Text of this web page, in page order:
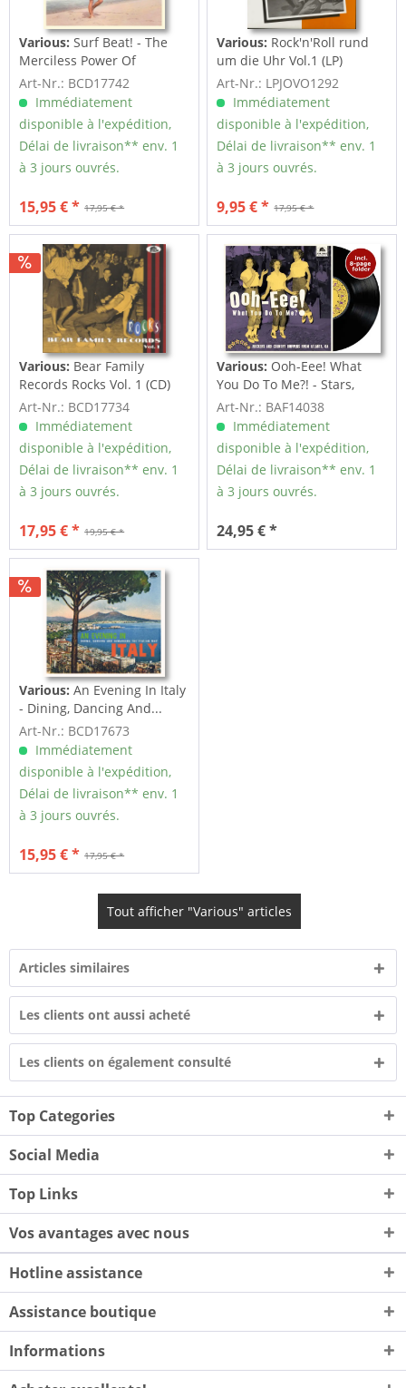
Various: Surf Beat! - The
Merciless Power Of
Water,...
Art-Nr.: BCD17742
Immédiatement
disponible à l'expédition,
Délai de livraison** env. 1
à 3 jours ouvrés.
17,95 € *
15,95 € *
Various: Rock'n'Roll rund
um die Uhr Vol.1 (LP)
Art-Nr.: LPJOVO1292
Immédiatement
disponible à l'expédition,
Délai de livraison** env. 1
à 3 jours ouvrés.
17,95 € *
9,95 € *
Various: Bear Family
Records Rocks Vol. 1 (CD)
Art-Nr.: BCD17734
Immédiatement
disponible à l'expédition,
Délai de livraison** env. 1
à 3 jours ouvrés.
19,95 € *
17,95 € *
Various: Ooh-Eee! What
You Do To Me?! - Stars,
Inc....
Art-Nr.: BAF14038
Immédiatement
disponible à l'expédition,
Délai de livraison** env. 1
à 3 jours ouvrés.
24,95 € *
Various: An Evening In Italy
- Dining, Dancing And...
Art-Nr.: BCD17673
Immédiatement
disponible à l'expédition,
Délai de livraison** env. 1
à 3 jours ouvrés.
17,95 € *
15,95 € *
Tout afficher "Various" articles
Articles similaires
Les clients ont aussi acheté
Les clients on également consulté
Top Categories
Social Media
Top Links
Vos avantages avec nous
Hotline assistance
Assistance boutique
Informations